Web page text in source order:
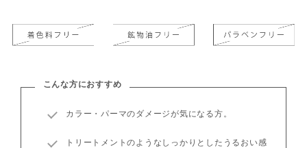
こんな方におすすめ
カラー・パーマのダメージが気になる方。
トリートメントのようなしっかりとしたうるおい感